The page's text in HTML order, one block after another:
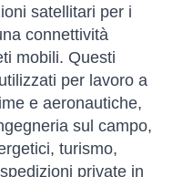
satellitari per i
connettività
mobili. Questi
per lavoro a
e aeronautiche,
sul campo,
turismo,
private in